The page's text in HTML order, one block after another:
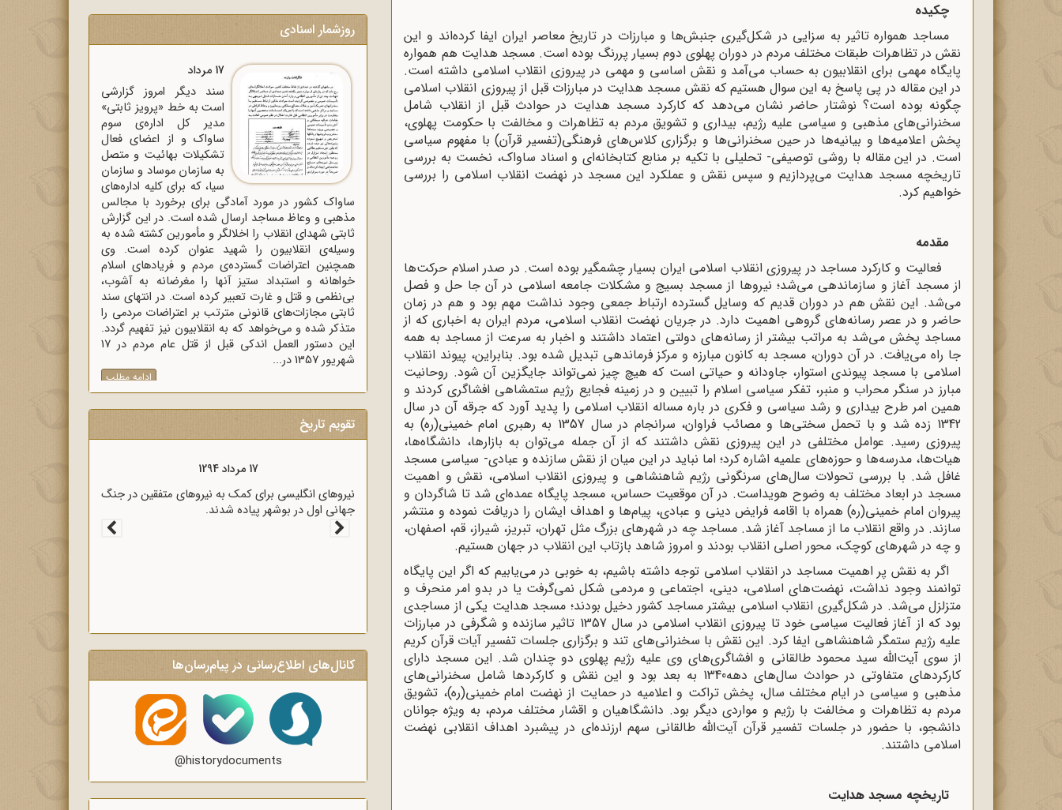
چکیده
مساجد همواره تاثیر به سزایی در شکل‌گیری جنبش‌ها و مبارزات در تاریخ معاصر ایران ایفا کرده‌اند و این
نقش در تظاهرات طبقات مختلف مردم در دوران پهلوی دوم بسیار پررنگ بوده است. مسجد هدایت هم همواره
پایگاه مهمی برای انقلابیون به حساب می‌آمد و نقش اساسی و مهمی در پیروزی انقلاب اسلامی داشته است.
در این مقاله در پی پاسخ به این سوال هستیم که نقش مسجد هدایت در مبارزات قبل از پیروزی انقلاب اسلامی
چگونه بوده است؟ نوشتار حاضر نشان می‌دهد که کارکرد مسجد هدایت در حوادث قبل از انقلاب شامل
سخنرانی‌های مذهبی و سیاسی علیه رژیم، بیداری و تشویق مردم به تظاهرات و مخالفت با حکومت پهلوی،
پخش اعلامیه‌ها و بیانیه‌ها در حین سخنرانی‌ها و برگزاری کلاس‌های فرهنگی(تفسیر قرآن) با مفهوم سیاسی
است. در این مقاله با روشی توصیفی- تحلیلی با تکیه بر منابع کتابخانه‌ای و اسناد ساواک، نخست به بررسی
تاریخچه مسجد هدایت می‌پردازیم و سپس نقش و عملکرد این مسجد در نهضت انقلاب اسلامی را بررسی
خواهیم کرد.
مقدمه
فعالیت و کارکرد مساجد در پیروزی انقلاب اسلامی ایران بسیار چشمگیر بوده است. در صدر اسلام حرکت‌ها
از مسجد آغاز و سازماندهی می‌شد؛ نیروها از مسجد بسیج و مشکلات جامعه‌ اسلامی در آن جا حل ‌و فصل
می‌شد. این نقش هم در دوران قدیم که وسایل گسترده‌ ارتباط جمعی وجود نداشت مهم بود و هم در زمان
حاضر و در عصر رسانه‌های گروهی اهمیت دارد. در جریان نهضت انقلاب اسلامی، مردم ایران به اخباری که از
مساجد پخش می‌شد به ‌مراتب بیشتر از رسانه‌های دولتی اعتماد داشتند و اخبار به‌ سرعت از مساجد به همه
‌جا راه می‌یافت. در آن دوران، مسجد به کانون مبارزه و مرکز فرماندهی تبدیل شده بود. بنابراین، پیوند انقلاب
اسلامی با مسجد پیوندی استوار، جاودانه و حیاتی است که هیچ ‌چیز نمی‌تواند جایگزین آن شود. روحانیت
مبارز در سنگر محراب و منبر، تفکر سیاسی اسلام را تبیین و در زمینه‌ فجایع رژیم ستمشاهی افشاگری کردند و
همین امر طرح بیداری و رشد سیاسی و فکری در باره مساله انقلاب اسلامی را پدید آورد که جرقه آن در سال
1342 زده شد و با تحمل سختی‌ها و مصائب فراوان، سرانجام در سال
1357 به رهبری امام خمینی(ره) به
پیروزی رسید. عوامل مختلفی در این پیروزی نقش داشتند که از آن جمله می‌توان به بازارها، دانشگاه‌ها،
هیات‌ها، مدرسه‌ها و حوزه‌های علمیه اشاره کرد؛ اما نباید در این میان از نقش سازنده و عبادی- سیاسی مسجد
غافل شد. با بررسی تحولات سال‌های سرنگونی رژیم شاهنشاهی و پیروزی انقلاب اسلامی، نقش و اهمیت
مسجد در ابعاد مختلف به‌ وضوح هویداست. در آن موقعیت حساس، مسجد پایگاه عمده‌ای شد تا شاگردان و
پیروان امام خمینی(ره) همراه با اقامه‌ فرایض دینی و عبادی، پیام‌ها و اهداف ایشان را دریافت نموده و منتشر
سازند. در واقع انقلاب ما از مساجد آغاز شد. مساجد چه در شهرهای بزرگ مثل تهران، تبریز، شیراز، قم، اصفهان،
و چه در شهرهای کوچک، محور اصلی انقلاب بودند و امروز شاهد بازتاب این انقلاب در جهان هستیم.
اگر به نقش پر اهمیت مساجد در انقلاب اسلامی توجه داشته باشیم، به‌ خوبی در می‌یابیم که اگر این پایگاه
توانمند وجود نداشت، نهضت‌های اسلامی، دینی، اجتماعی و مردمی شکل نمی‌گرفت یا در بدو امر منحرف و
متزلزل می‌شد. در شکل‌گیری انقلاب اسلامی بیشتر مساجد کشور دخیل بودند؛ مسجد هدایت یکی از مساجدی
بود که از آغاز فعالیت سیاسی خود تا پیروزی انقلاب اسلامی در سال 1357 تاثیر سازنده و شگرفی در مبارزات
علیه رژیم ستمگر شاهنشاهی ایفا کرد. این نقش با سخنرانی‌های تند و برگزاری جلسات تفسیر آیات قرآن کریم
از سوی آیت‌الله سید محمود طالقانی و افشاگری‌های وی علیه رژیم پهلوی دو چندان شد. این مسجد دارای
کارکردهای متفاوتی در حوادث سال‌های دهه1340 به بعد بود و این نقش و کارکردها شامل سخنرانی‌های
مذهبی و سیاسی در ایام مختلف سال، پخش تراکت و اعلامیه در حمایت از نهضت امام خمینی(ره)، تشویق
مردم به تظاهرات و مخالفت با رژیم و مواردی دیگر بود. دانشگاهیان و اقشار مختلف مردم، به ‌ویژه جوانان
دانشجو، با حضور در جلسات تفسیر قرآن آیت‌الله طالقانی سهم ارزنده‌ای در پیشبرد اهداف انقلابی نهضت
اسلامی داشتند.
تاریخچه مسجد هدایت
روزشمار اسنادی
17 مرداد
سند دیگر امروز گزارشی
است به خط «پرویز ثابتی»
مدیر کل اداره‌ی سوم
ساواک و از اعضای فعال
تشکیلات بهائیت و متصل
به سازمان موساد و سازمان
سیا، که برای کلیه اداره‌های
ساواک‌ کشور در مورد آمادگی برای برخورد با مجالس
مذهبی و وعاظ مساجد ارسال شده است. در این گزارش
ثابتی شهدای انقلاب را اخلالگر و مأمورین کشته شده به
وسیله‌ی انقلابیون را شهید عنوان کرده است. وی
همچنین اعتراضات گسترده‌ی مردم و فریادهای اسلام
خواهانه و استبداد ستیز آنها را مغرضانه به آشوب،
بی‌نظمی و قتل و غارت تعبیر کرده است. در انتهای سند
ثابتی مجازات‌های قانونی مترتب بر اعتراضات مردمی را
متذکر شده و می‌خواهد که به انقلابیون نیز تفهیم گردد.
این دستور العمل اندکی قبل از قتل عام مردم در 17
شهریور 1357 در...
ادامه مطلب
تقویم تاریخ
17 مرداد 1298
قرارداد 1919 که عملاً ایران را مستعمره انگلستان می‌کرد،
به وسیله وثوق‌الدوله با انگلیسی‌ها امضا شد.
کانال‌های اطلاع‌رسانی در پیام‌رسان‌ها
@historydocuments